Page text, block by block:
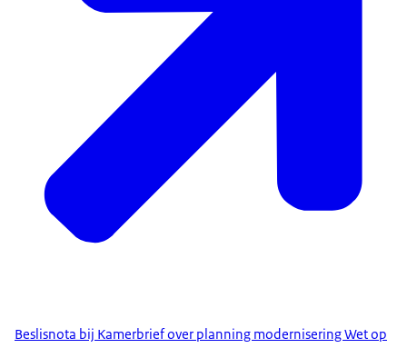
Beslisnota bij Kamerbrief over planning modernisering Wet op